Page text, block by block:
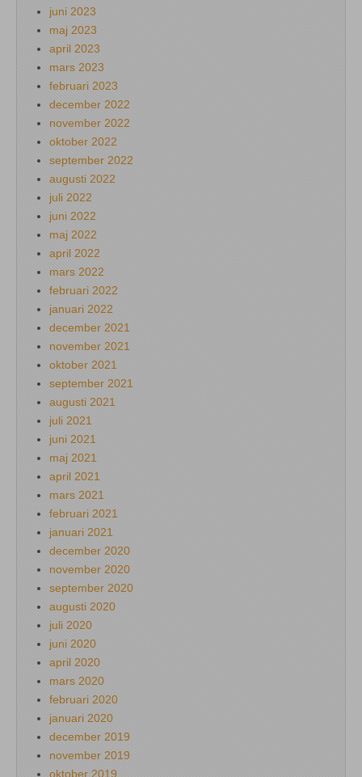
juni 2023
maj 2023
april 2023
mars 2023
februari 2023
december 2022
november 2022
oktober 2022
september 2022
augusti 2022
juli 2022
juni 2022
maj 2022
april 2022
mars 2022
februari 2022
januari 2022
december 2021
november 2021
oktober 2021
september 2021
augusti 2021
juli 2021
juni 2021
maj 2021
april 2021
mars 2021
februari 2021
januari 2021
december 2020
november 2020
september 2020
augusti 2020
juli 2020
juni 2020
april 2020
mars 2020
februari 2020
januari 2020
december 2019
november 2019
oktober 2019